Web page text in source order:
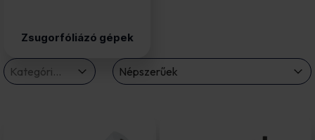
Zsugorfóliázó gépek
termekkategoria drop
Select content
Select content Sort
Sort content
Népszerűek
Sort content